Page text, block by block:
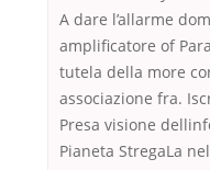
A dare l’allarme
amplificatore of
tutela della more
associazione fra.
Presa visione
Pianeta StregaLa